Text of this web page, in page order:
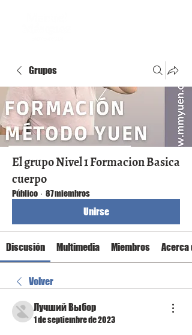
Grupos
El grupo Nivel 1 Formacion Basica
cuerpo
Público · 87 miembros
Unirse
Discusión Multimedia Miembros Acerca
Volver
Лучший Выбор
1 de septiembre de 2023